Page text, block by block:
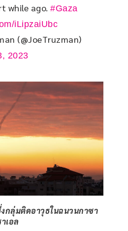
while ago. #Gaza
iLipzaiUbc
(@JoeTruzman)
2023
กลุ่มติดอาวุธในฉนวนกาซา
เอล